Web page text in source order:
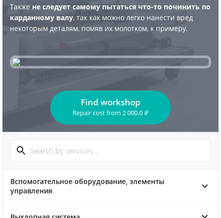
Также не следует самому пытаться что-то починить по
карданному валу, так как можно легко нанести вред
некоторым деталям, помяв их молотком, к примеру.
Find workshop
Repair costfrom 2 000.0 ₽
Вспомогательное оборудование, элементы
управления